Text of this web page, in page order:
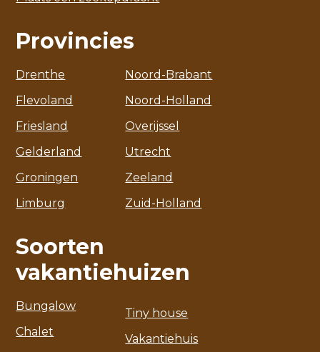
Provincies
Drenthe
Flevoland
Friesland
Gelderland
Groningen
Limburg
Noord-Brabant
Noord-Holland
Overijssel
Utrecht
Zeeland
Zuid-Holland
Soorten
vakantiehuizen
Bungalow
Chalet
Tiny house
Vakantiehuis